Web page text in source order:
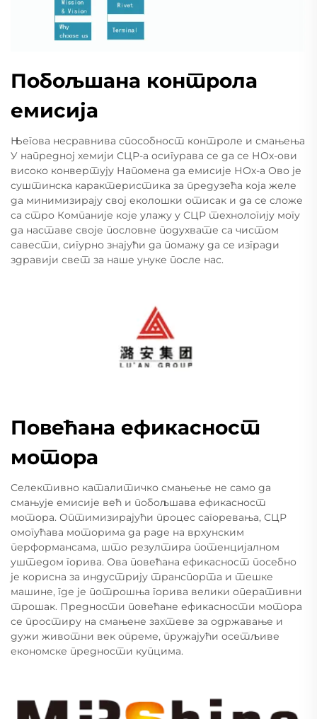
Побољшана контрола
емисија
Његова несравнива способност контроле и смањења
У напредној хемији СЦР-а осигурава се да се НОх-ови
високо конвертују Напомена да емисије НОх-а Ово је
суштинска карактеристика за предузећа која желе
да минимизирају свој еколошки отисак и да се сложе
са стро Компаније које улажу у СЦР технологију могу
да наставе своје пословне подухвате са чистом
савести, сигурно знајући да помажу да се изгради
здравији свет за наше унуке после нас.
Повећана ефикасност
мотора
Селективно каталитичко смањење не само да
смањује емисије већ и побољшава ефикасност
мотора. Оптимизирајући процес сагоревања, СЦР
омогућава моторима да раде на врхунским
перформансама, што резултира потенцијалном
уштедом горива. Ова повећана ефикасност посебно
је корисна за индустрију транспорта и тешке
машине, где је потрошња горива велики оперативни
трошак. Предности повећане ефикасности мотора
се простиру на смањене захтеве за одржавање и
дужи животни век опреме, пружајући осетљиве
економске предности купцима.